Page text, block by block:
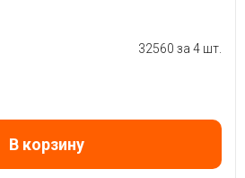
32560 за 4 шт.
В корзину